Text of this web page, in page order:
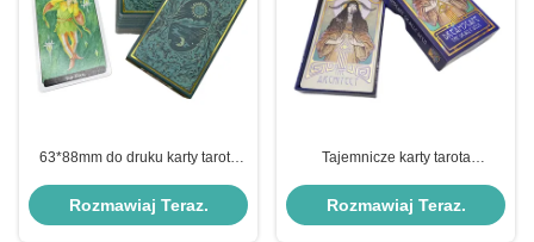
63*88mm do druku karty tarota
Rozmawiaj Teraz.
Tajemnicze karty tarota
120 mm Rozmiar niestandardowy
Rozmawiaj Teraz.